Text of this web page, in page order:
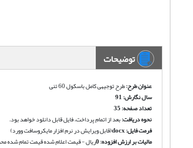
توضیحات
عنوان طرح:طرح توجیهی کامل باسکول 60 تنی
سال نگارش: 91
تعداد صفحه: 35
نحوه دریافت:بعد از اتمام پرداخت، فایل قابل دانلود خواهد بود.
فرمت فایل:docx(قابل ویرایش در نرم افزار مایکروسافت وورد)
مالیات بر ارزش افزوده:0ریال - قیمت اعلام شده قیمت تمام شده